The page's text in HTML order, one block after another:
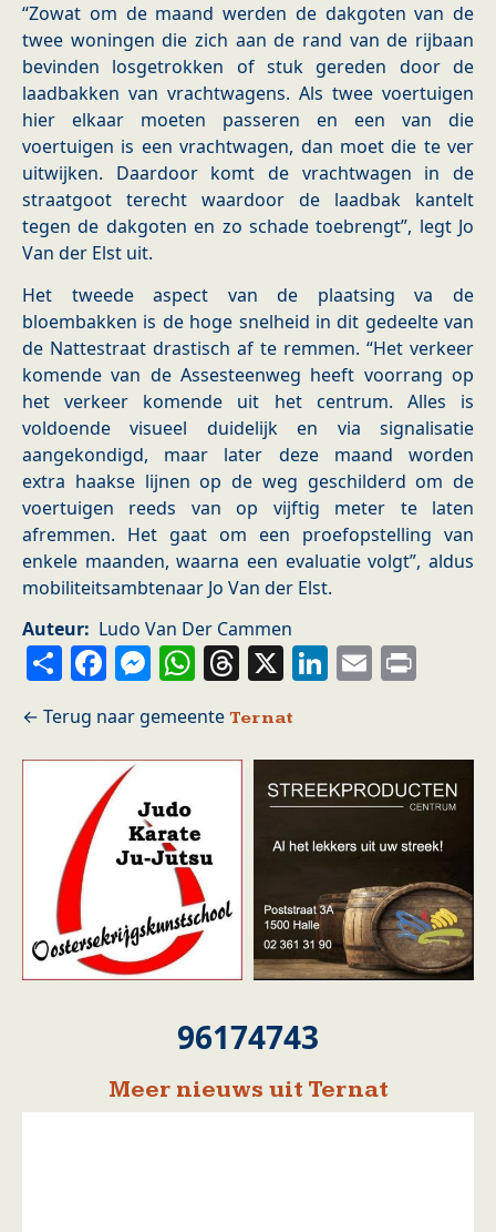
“Zowat om de maand werden de dakgoten van de
twee woningen die zich aan de rand van de rijbaan
bevinden losgetrokken of stuk gereden door de
laadbakken van vrachtwagens. Als twee voertuigen
hier elkaar moeten passeren en een van die
voertuigen is een vrachtwagen, dan moet die te ver
uitwijken. Daardoor komt de vrachtwagen in de
straatgoot terecht waardoor de laadbak kantelt
tegen de dakgoten en zo schade toebrengt”, legt Jo
Van der Elst uit.
Het tweede aspect van de plaatsing va de
bloembakken is de hoge snelheid in dit gedeelte van
de Nattestraat drastisch af te remmen. “Het verkeer
komende van de Assesteenweg heeft voorrang op
het verkeer komende uit het centrum. Alles is
voldoende visueel duidelijk en via signalisatie
aangekondigd, maar later deze maand worden
extra haakse lijnen op de weg geschilderd om de
voertuigen reeds van op vijftig meter te laten
afremmen. Het gaat om een proefopstelling van
enkele maanden, waarna een evaluatie volgt”, aldus
mobiliteitsambtenaar Jo Van der Elst.
Auteur
Ludo Van Der Cammen
ShareFacebook
Messenger
WhatsApp
Threads
X LinkedIn
Email
Ternat
96174743
Meer nieuws uit Ternat